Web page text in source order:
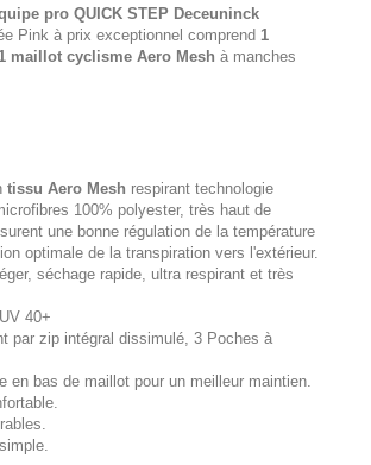
pro QUICK STEP Deceuninck
Pink à prix exceptionnel comprend 1
maillot cyclisme Aero Mesh à manches
tissu Aero Mesh respirant technologie
100% polyester, très haut de
une bonne régulation de la température
optimale de la transpiration vers l'extérieur.
séchage rapide, ultra respirant et très
40+
par zip intégral dissimulé, 3 Poches à
en bas de maillot pour un meilleur maintien.